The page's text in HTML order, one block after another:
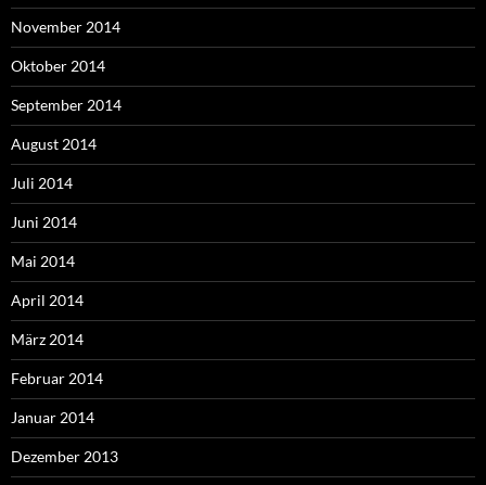
November 2014
Oktober 2014
September 2014
August 2014
Juli 2014
Juni 2014
Mai 2014
April 2014
März 2014
Februar 2014
Januar 2014
Dezember 2013